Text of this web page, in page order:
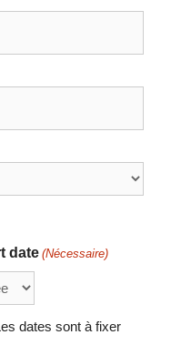
date (Nécessaire)
dates sont à fixer